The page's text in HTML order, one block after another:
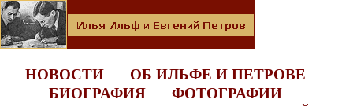
НОВОСТИ
ОБ ИЛЬФЕ И ПЕТРОВЕ
БИОГРАФИЯ
ФОТОГРАФИИ